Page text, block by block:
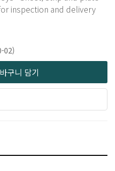
inspection and delivery
02)
구니 담기